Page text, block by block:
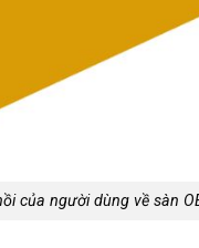
của người dùng về sàn